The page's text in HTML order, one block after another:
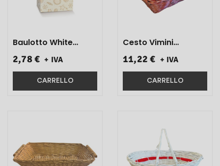
Baulotto White
Pz Art. 39240}
2,78 € + IVA
CARRELLO
Cesto Vimini
Marrone C/manici
64x49x20 1 Pz}
11,22 € + IVA
CARRELLO